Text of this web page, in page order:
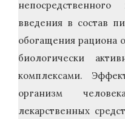
введения в состав
обогащения
биологически
комплексами.
организм
лекарственных